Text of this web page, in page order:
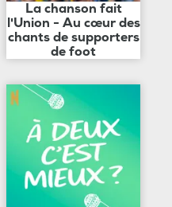
La chanson fait
l'Union - Au cœur des
chants de supporters
de foot